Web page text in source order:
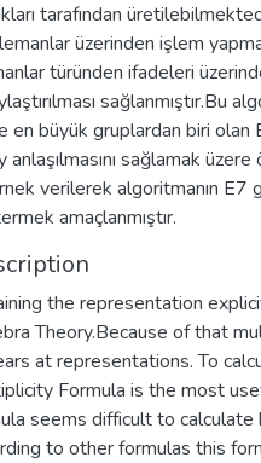
tarafından
üzerinden işlem
türünden ifadeleri
sağlanmıştır.Bu
en büyük gruplardan biri olan
anlaşılmasını sağlamak
verilerek algoritmanın E7
amaçlanmıştır.
the representation
Theory.Because of that
at representations. To
Formula is the most
seems difficult to
to other formulas this